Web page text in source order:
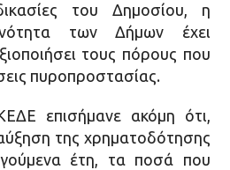
του Δημοσίου, η
των Δήμων έχει
τους πόρους που
πυροπροστασίας.
επισήμανε ακόμη ότι,
της χρηματοδότησης
έτη, τα ποσά που